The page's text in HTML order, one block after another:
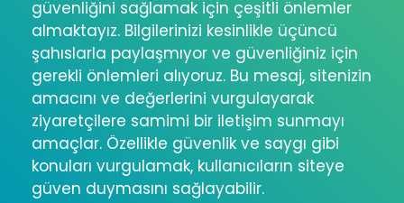
güvenliğini sağlamak için çeşitli önlemler
almaktayız. Bilgilerinizi kesinlikle üçüncü
şahıslarla paylaşmıyor ve güvenliğiniz için
gerekli önlemleri alıyoruz. Bu mesaj, sitenizin
amacını ve değerlerini vurgulayarak
ziyaretçilere samimi bir iletişim sunmayı
amaçlar. Özellikle güvenlik ve saygı gibi
konuları vurgulamak, kullanıcıların siteye
güven duymasını sağlayabilir.